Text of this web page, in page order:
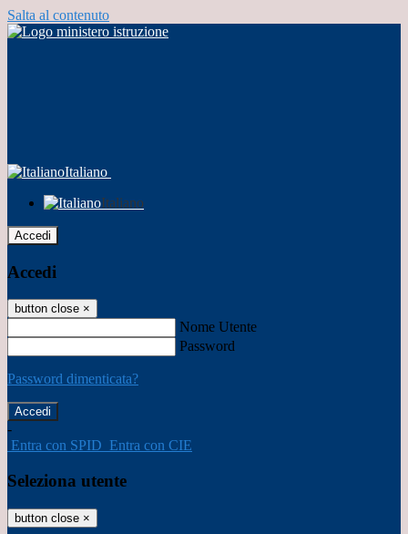
Salta al contenuto
Italiano
Italiano
Accedi
Accedi
button close ×
Nome Utente
Password
Password dimenticata?
-
Entra con SPID Entra con CIE
Seleziona utente
button close ×